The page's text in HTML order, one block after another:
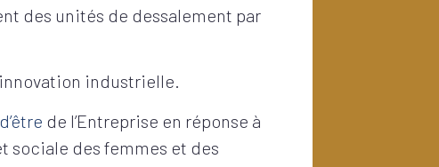
des unités de dessalement par
industrielle.
de l’Entreprise en réponse à
sociale des femmes et des